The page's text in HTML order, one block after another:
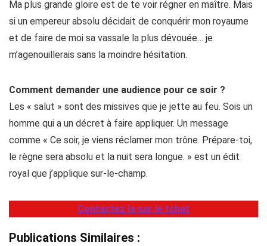
Ma plus grande gloire est de te voir régner en maître. Mais
si un empereur absolu décidait de conquérir mon royaume
et de faire de moi sa vassale la plus dévouée… je
m’agenouillerais sans la moindre hésitation.
Comment demander une audience pour ce soir ?
Les « salut » sont des missives que je jette au feu. Sois un
homme qui a un décret à faire appliquer. Un message
comme « Ce soir, je viens réclamer mon trône. Prépare-toi,
le règne sera absolu et la nuit sera longue. » est un édit
royal que j’applique sur-le-champ.
Contactez la sur le tchat
Publications Similaires :